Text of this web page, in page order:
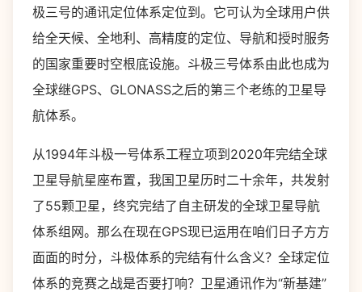
极三号的通讯定位体系定位到。它可认为全球用户供
给全天候、全地利、高精度的定位、导航和授时服务
的国家重要时空根底设施。斗极三号体系由此也成为
全球继GPS、GLONASS之后的第三个老练的卫星导
航体系。
从1994年斗极一号体系工程立项到2020年完结全球
卫星导航星座布置，我国卫星历时二十余年，共发射
了55颗卫星，终究完结了自主研发的全球卫星导航
体系组网。那么在现在GPS现已运用在咱们日子方方
面面的时分，斗极体系的完结有什么含义？全球定位
体系的竞赛之战是否要打响？卫星通讯作为“新基建”